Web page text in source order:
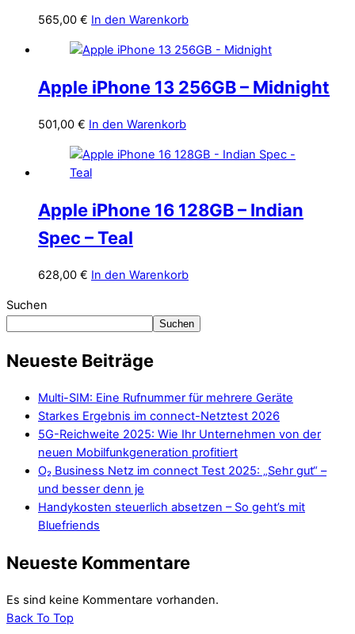
565,00 € In den Warenkorb
Apple iPhone 13 256GB – Midnight
501,00 € In den Warenkorb
Apple iPhone 16 128GB – Indian
Spec – Teal
628,00 € In den Warenkorb
Suchen
Suchen
Neueste Beiträge
Multi-SIM: Eine Rufnummer für mehrere Geräte
Starkes Ergebnis im connect-Netztest 2026
5G-Reichweite 2025: Wie Ihr Unternehmen von der
neuen Mobilfunkgeneration profitiert
O₂ Business Netz im connect Test 2025: „Sehr gut“ –
und besser denn je
Handykosten steuerlich absetzen – So geht’s mit
Bluefriends
Neueste Kommentare
Es sind keine Kommentare vorhanden.
Back To Top